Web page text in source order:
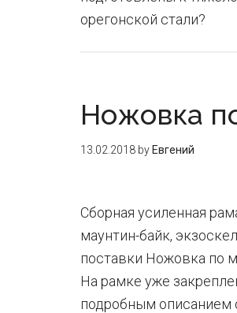
орегонской стали?
Ножовка
13.02.2018 by Евгений
Сборная усиленная
маунтин-байк,
поставки Ножовка по
На рамке уже
подробным описанием